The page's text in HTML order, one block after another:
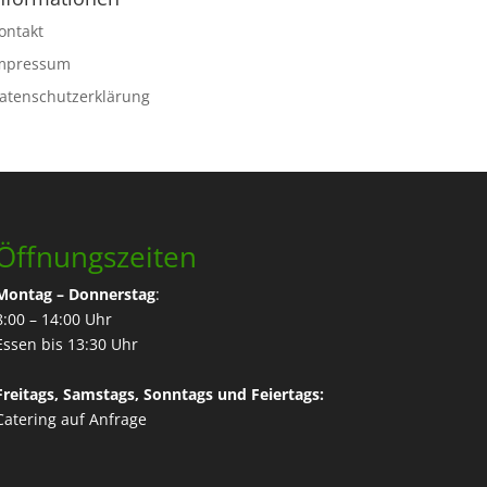
– Donnerstag:
– 14:00 Uhr
bis 13:30 Uhr
Samstags, Sonntags und Feiertags:
auf Anfrage